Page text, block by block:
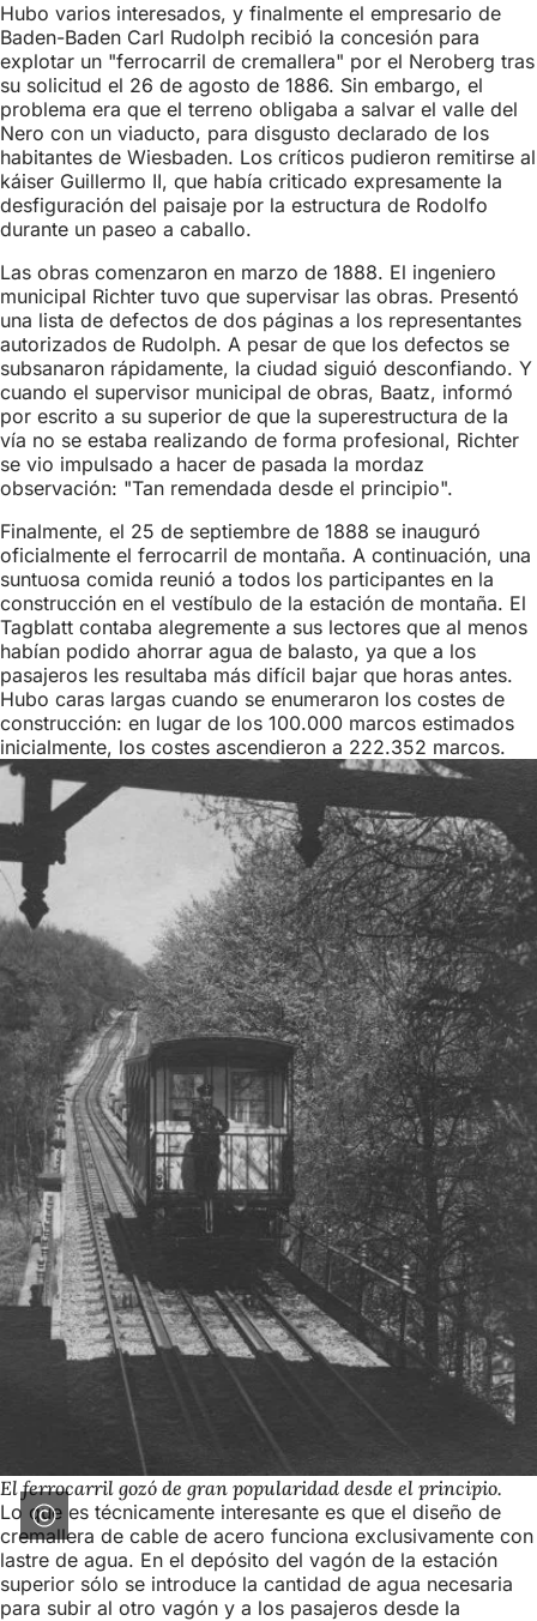
Hubo varios interesados, y finalmente el empresario de
Baden-Baden Carl Rudolph recibió la concesión para
explotar un "ferrocarril de cremallera" por el Neroberg tras
su solicitud el 26 de agosto de 1886. Sin embargo, el
problema era que el terreno obligaba a salvar el valle del
Nero con un viaducto, para disgusto declarado de los
habitantes de Wiesbaden. Los críticos pudieron remitirse al
káiser Guillermo II, que había criticado expresamente la
desfiguración del paisaje por la estructura de Rodolfo
durante un paseo a caballo.
Las obras comenzaron en marzo de 1888. El ingeniero
municipal Richter tuvo que supervisar las obras. Presentó
una lista de defectos de dos páginas a los representantes
autorizados de Rudolph. A pesar de que los defectos se
subsanaron rápidamente, la ciudad siguió desconfiando. Y
cuando el supervisor municipal de obras, Baatz, informó
por escrito a su superior de que la superestructura de la
vía no se estaba realizando de forma profesional, Richter
se vio impulsado a hacer de pasada la mordaz
observación: "Tan remendada desde el principio".
Finalmente, el 25 de septiembre de 1888 se inauguró
oficialmente el ferrocarril de montaña. A continuación, una
suntuosa comida reunió a todos los participantes en la
construcción en el vestíbulo de la estación de montaña. El
Tagblatt contaba alegremente a sus lectores que al menos
habían podido ahorrar agua de balasto, ya que a los
pasajeros les resultaba más difícil bajar que horas antes.
Hubo caras largas cuando se enumeraron los costes de
construcción: en lugar de los 100.000 marcos estimados
inicialmente, los costes ascendieron a 222.352 marcos.
El ferrocarril gozó de gran popularidad desde el principio.
Lo que es técnicamente interesante es que el diseño de
cremallera de cable de acero funciona exclusivamente con
lastre de agua. En el depósito del vagón de la estación
superior sólo se introduce la cantidad de agua necesaria
para subir al otro vagón y a los pasajeros desde la